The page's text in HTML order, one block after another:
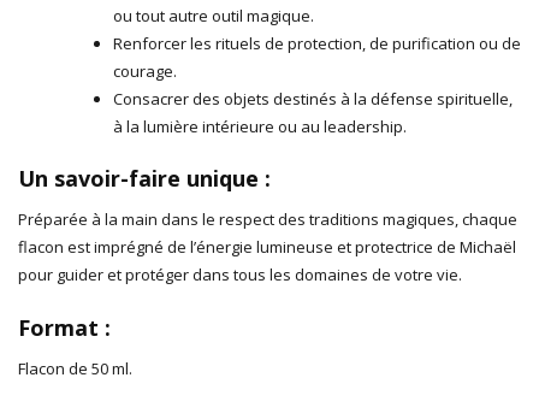
ou tout autre outil magique.
Renforcer les rituels de protection, de purification ou de
courage.
Consacrer des objets destinés à la défense spirituelle,
à la lumière intérieure ou au leadership.
Un savoir-faire unique :
Préparée à la main dans le respect des traditions magiques, chaque
flacon est imprégné de l’énergie lumineuse et protectrice de Michaël
pour guider et protéger dans tous les domaines de votre vie.
Format :
Flacon de 50 ml.